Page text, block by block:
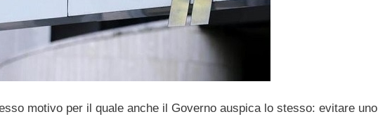
motivo per il quale anche il Governo auspica lo stesso: evitare uno